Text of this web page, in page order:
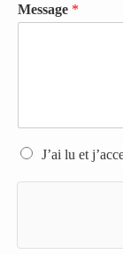
Message *
R
J’ai lu et